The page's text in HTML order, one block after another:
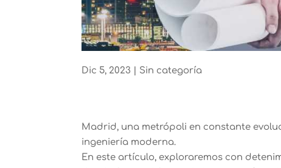
Dic 5, 2023 Sin categoría
Madrid, una metrópoli en constante
ingeniería moderna.
En este artículo, exploraremos con